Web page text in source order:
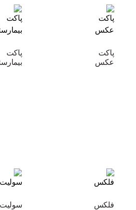
پاکت
عکس
پاکت
فلکس سولیت